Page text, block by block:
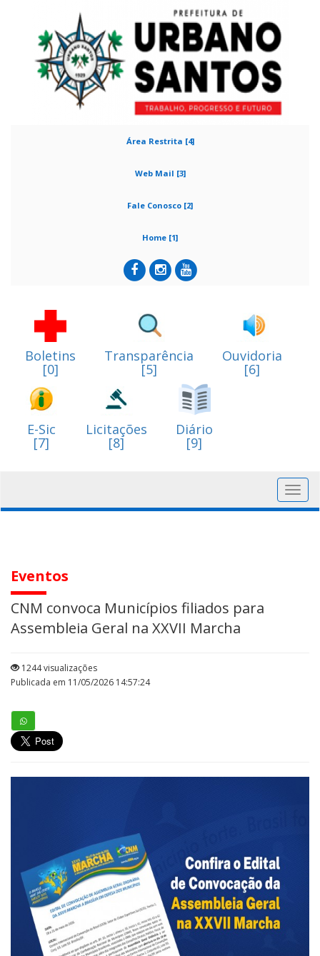
Área Restrita [4]
Web Mail [3]
Fale Conosco [2]
Home [1]
Boletins
[0]
Transparência
[5]
Ouvidoria
[6]
E-Sic
[7]
Licitações
[8]
Diário
[9]
Eventos
CNM convoca Municípios filiados para
Assembleia Geral na XXVII Marcha
1244 visualizações
Publicada em 11/05/2026 14:57:24